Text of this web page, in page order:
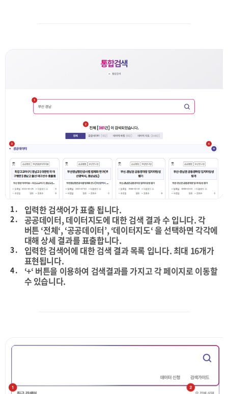
1 . 입력한 검색어가 표출 됩니다.
2 .
공공데이터, 데이터지도에 대한 검색 결과 수 입니다. 각
버튼 ‘전체‘, ‘공공데이터’, ‘데이터지도‘ 을 선택하면 각각에
대해 상세 결과를 표출합니다.
3 .
입력한 검색어에 대한 검색 결과 목록 입니다. 최대 16개가
표현됩니다.
4 .
‘+‘ 버튼을 이용하여 검색결과를 가지고 각 페이지로 이동할
수 있습니다.